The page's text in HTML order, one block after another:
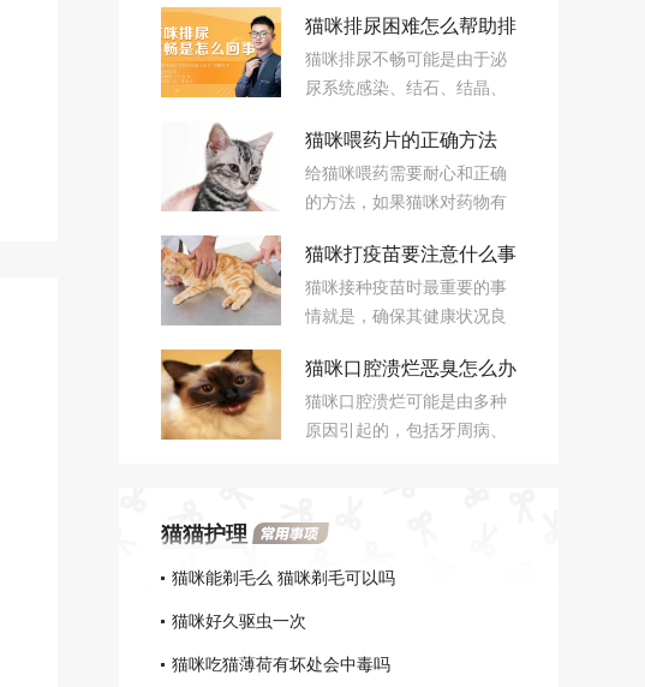
螨虫。咨询兽医，获取针对
耳螨的药物，如滴耳液，遵
循医嘱定期给药，同时保持
发。
猫咪排尿困难怎么帮助排
尿
猫咪排尿不畅可能是由于泌
尿系统感染、结石、结晶、
原因造成的。如果猫咪表现
出排尿困难、频繁尝试排尿
但量少、尿液带血或完全无
兽医进行检查和治疗，因为
排尿不畅可能是严重健康问
题的信号，需要及时干预。
猫咪喂药片的正确方法
猫咪喂药困难怎么办
给猫咪喂药需要耐心和正确
的方法，如果猫咪对药物有
在食物中，但需先咨询兽医
确认药物是否适合这样做。
猫咪打疫苗要注意什么事
项
猫咪接种疫苗时最重要的事
情就是，确保其健康状况良
否有不良反应，以便及时联
系兽医，因为疫苗是有可能
导致不良反应的。
猫咪口腔溃烂恶臭怎么办
猫咪口腔溃烂可能是由多种
原因引起的，包括牙周病、
医进行检查和治疗，以确定
病因并采取相应的治疗措
猫猫护理
猫咪能剃毛么 猫咪剃毛可以吗
猫咪好久驱虫一次
猫咪吃猫薄荷有坏处会中毒吗